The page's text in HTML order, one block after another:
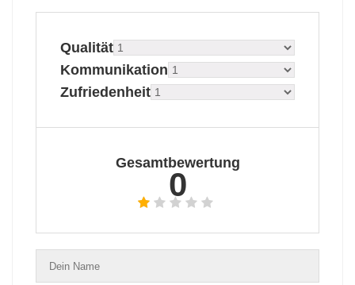
Qualität
Kommunikation
Zufriedenheit
Gesamtbewertung
0